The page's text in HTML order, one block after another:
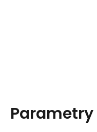
Parametry